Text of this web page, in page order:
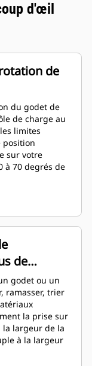
d'œil
de
du godet de
de charge au
limites
position
sur votre
à 70 degrés de
au-dessous
travaux
des zones
facilité. Qu'il
de hauts
de chargement
haute, il est
contrôle de la
est important.
de
l'excavation à la
de
godet ou un
ramasser, trier
la prise sur
la largeur de la
à la largeur